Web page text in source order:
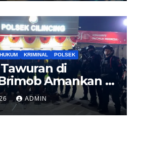
KRIMINAL POLSEK
di
Amankan 5
2 Bilah Parang
ADMIN